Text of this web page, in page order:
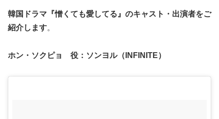
韓国ドラマ『憎くても愛してる』のキャスト・出演者をご
紹介します。
ホン・ソクピョ 役：ソンヨル（INFINITE）